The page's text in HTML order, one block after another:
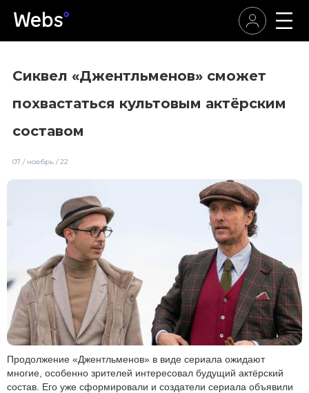
Сиквел «Джентльменов» сможет
похвастаться культовым актёрским
составом
07 / ноябрь / 22
Продолжение «Джентльменов» в виде сериала ожидают
многие, особенно зрителей интересовал будущий актёрский
состав. Его уже сформировали и создатели сериала объявили